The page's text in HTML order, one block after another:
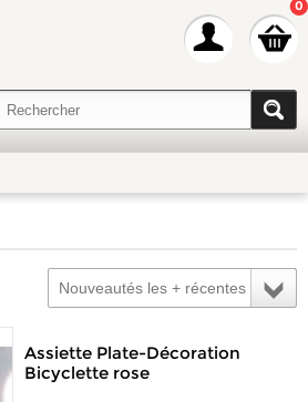
0
Nouveautés les + récentes
Assiette Plate-Décoration
Bicyclette rose